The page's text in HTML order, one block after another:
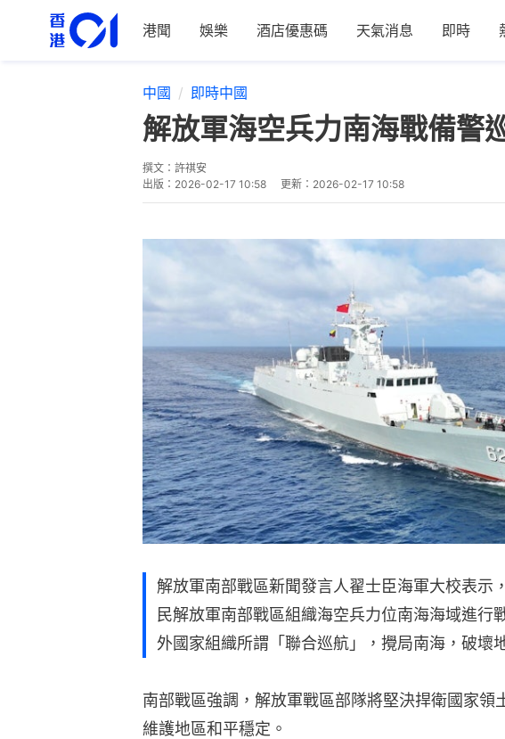
港聞 娛樂 酒店優惠碼 天氣消息 即時
中國 即時中國
解放軍海空兵力南海戰備警
撰文： 許祺安
出版： 2026-02-17 10:58 更新： 2026-02-17 10:58
解放軍南部戰區新聞發言人翟士臣海軍大校表示
民解放軍南部戰區組織海空兵力位南海海域進行
外國家組織所謂「聯合巡航」，攪局南海，破壞
南部戰區強調，解放軍戰區部隊將堅決捍衛國家領
維護地區和平穩定。